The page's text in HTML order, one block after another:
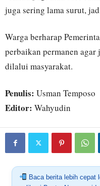
juga sering lama surut,
Warga berharap
perbaikan permanen agar
dilalui masyarakat.
Penulis: Usman Temposo
Editor: Wahyudin
Baca berita lebih cepat